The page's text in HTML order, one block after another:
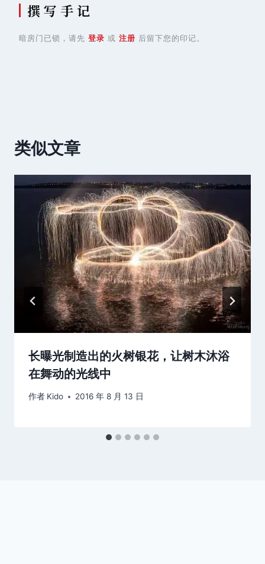
撰 写 手 记
暗房门已锁，请先 登录 或 注册 后留下您的印记。
类似文章
长曝光制造出的火树银花，让树木沐浴
在舞动的光线中
作者 Kido 2016 年 8 月 13 日